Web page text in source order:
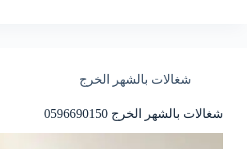
شغالات بالشهر الخرج
شغالات بالشهر الخرج 0596690150